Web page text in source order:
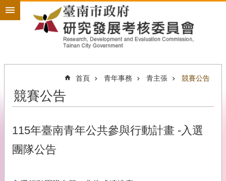
跳到主要內容區塊
搜
尋
政
策
劃
為
民
首頁 青年事務 青主張 競賽公告
競賽公告
115年臺南青年公共參與行動計畫 -入選
團隊公告